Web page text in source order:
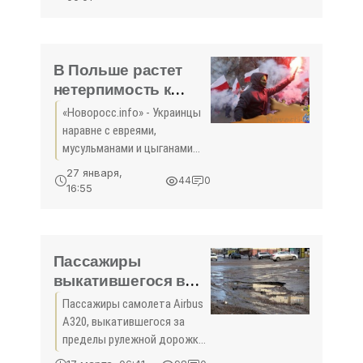
уверенностью
В Польше растет
нетерпимость к
украинцам, - Совет
Европы -
«Происшедствия
Крыма»
«Новоросс.info» - Украинцы
наравне с евреями,
мусульманами и цыганами
все чаще становятся
жертвами преступлений,
Европы о
27 января,
16:55
44 0
Пассажиры
выкатившегося в
аэропорту
Симферополь
самолета не
пострадали -
Пассажиры самолета Airbus
А320, выкатившегося за
пределы рулежной дорожки,
не пострадали, аэропорт